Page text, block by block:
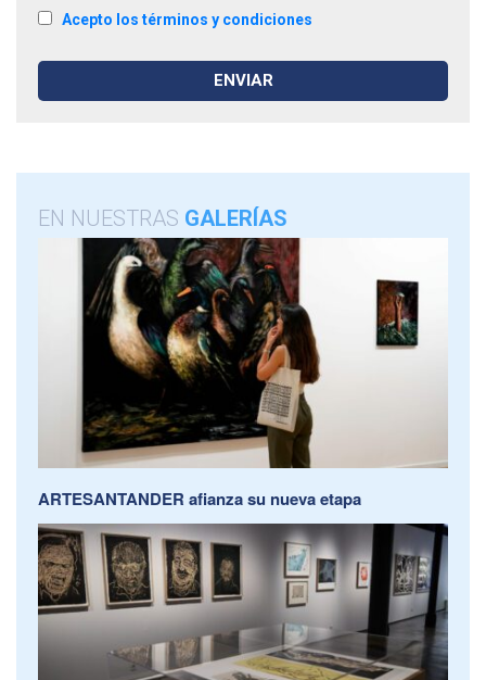
Acepto los términos y condiciones
EN NUESTRAS GALERÍAS
ARTESANTANDER afianza su nueva etapa